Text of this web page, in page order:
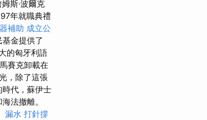
斯·波爾克
年就職典禮
補助 成立公
金提供了
的匈牙利語
賽克卸載在
，除了這張
代，蘇伊士
法撤離。
漏水 打針撐